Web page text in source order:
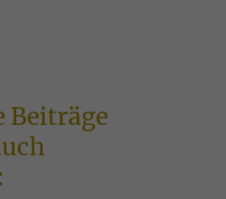
Beiträge